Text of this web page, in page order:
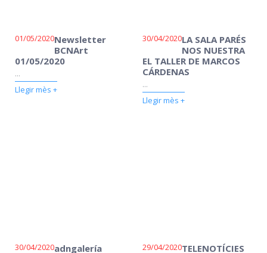
01/05/2020Newsletter
BCNArt
01/05/2020
...
Llegir mès +
30/04/2020LA SALA PARÉS
NOS NUESTRA
EL TALLER DE MARCOS
CÁRDENAS
...
Llegir mès +
30/04/2020adngalería
29/04/2020TELENOTÍCIES